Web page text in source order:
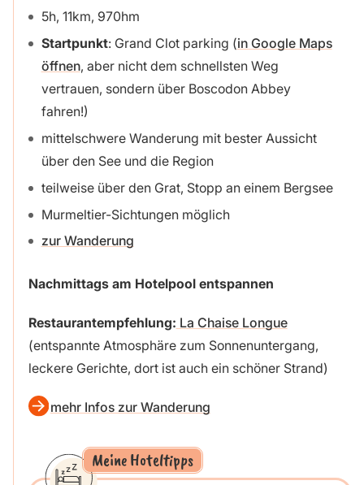
5h, 11km, 970hm
Startpunkt: Grand Clot parking (in Google Maps
öffnen, aber nicht dem schnellsten Weg
vertrauen, sondern über Boscodon Abbey
fahren!)
mittelschwere Wanderung mit bester Aussicht
über den See und die Region
teilweise über den Grat, Stopp an einem Bergsee
Murmeltier-Sichtungen möglich
zur Wanderung
Nachmittags am Hotelpool entspannen
Restaurantempfehlung: La Chaise Longue
(entspannte Atmosphäre zum Sonnenuntergang,
leckere Gerichte, dort ist auch ein schöner Strand)
mehr Infos zur Wanderung
Meine Hoteltipps